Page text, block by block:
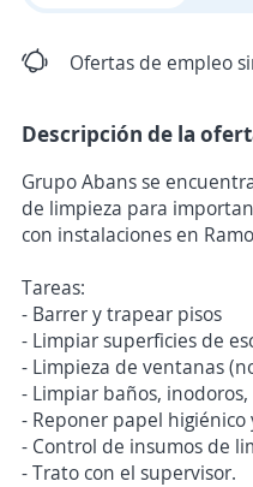
Ofertas de empleo
Descripción de la
Grupo Abans se
de limpieza para
con instalaciones en
Tareas:
- Barrer y trapear pisos
- Limpiar superficies de
- Limpieza de ventanas
- Limpiar baños,
- Reponer papel higiénico
- Control de insumos de
- Trato con el supervisor.